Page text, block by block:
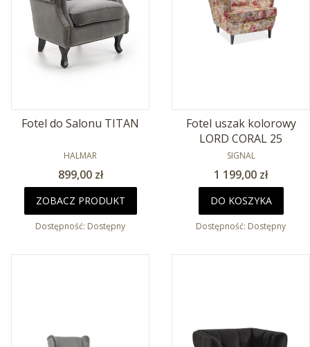
Fotel do Salonu TITAN
PRODUCENT
HALMAR
Cena
899,00 zł
ZOBACZ PRODUKT
Dostępność: Dostępny
Fotel uszak kolorowy
LORD CORAL 25
PRODUCENT
SIGNAL
Cena
1 199,00 zł
DO KOSZYKA
Dostępność: Dostępny